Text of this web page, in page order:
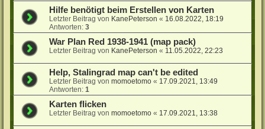
Hilfe benötigt beim Erstellen von Karten
Letzter Beitrag von KanePeterson « 16.08.2022, 18:19
Antworten:3
War Plan Red 1938-1941 (map pack)
Letzter Beitrag von KanePeterson « 11.05.2022, 22:23
Help, Stalingrad map can't be edited
Letzter Beitrag vonmomoetomo « 17.09.2021, 13:49
Antworten:1
Karten flicken
Letzter Beitrag vonmomoetomo « 17.09.2021, 13:38